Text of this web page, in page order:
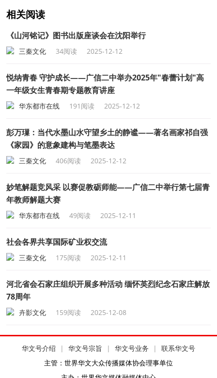
相关阅读
《山河铭记》图书出版座谈会在沈阳举行
三秦文化 34阅读 2025-12-12
悦纳青春 守护成长——广信二中举办2025年"春蕾计划"高
一年级女生青春期专题教育讲座
华东都市在线 191阅读 2025-12-12
彭万璅：当代水墨山水守望乡土的静谧——著名画家祁自强
《家园》的意象建构与笔墨表达
三秦文化 406阅读 2025-12-12
妙笔解题竞风采 以赛促教砺师能——广信二中举行第七届青
年教师解题大赛
华东都市在线 49阅读 2025-12-11
社会各界共享国际矿业权交流
三秦文化 175阅读 2025-12-11
河北省会石家庄组织开展多种活动 缅怀英烈纪念石家庄解放
78周年
卉影文化 159阅读 2025-12-08
华文号介绍 | 华文号宗旨 | 华文号业务 |
联系华文号
主管：世界华文大众传播媒体协会理事单位